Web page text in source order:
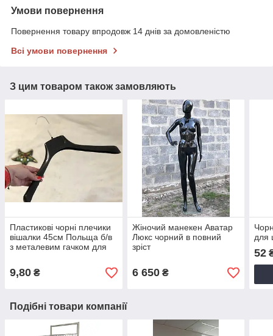
Умови повернення
Повернення товару впродовж 14 днів за домовленістю
Всі умови повернення
З цим товаром також замовляють
Пластикові чорні плечики
вішалки 45см Польща б/в
з металевим гачком для
9,80 ₴
Жіночий манекен Аватар
Люкс чорний в повний
зріст
6 650₴
для
52
Подібні товари компанії